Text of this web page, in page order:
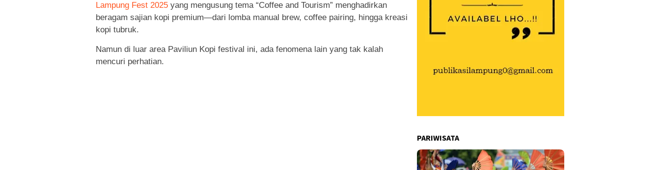
Lampung Fest 2025 yang mengusung tema “Coffee and Tourism” menghadirkan
beragam sajian kopi premium—dari lomba manual brew, coffee pairing, hingga kreasi
kopi tubruk.
Namun di luar area Paviliun Kopi festival ini, ada fenomena lain yang tak kalah
mencuri perhatian.
PARIWISATA